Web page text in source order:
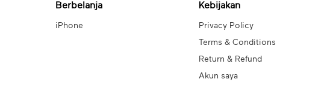
Berbelanja
iPhone
Kebijakan
Privacy Policy
Terms & Conditions
Return & Refund
Akun saya